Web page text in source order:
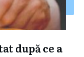
după ce a